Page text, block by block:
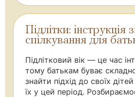
Підлітки: інструкція
спілкування для
Підлітковий вік — це час
тому батькам буває
знайти підхід до своїх
їх у цей період.